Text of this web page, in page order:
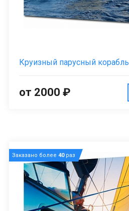
Круизный парусный корабль
от 2000 ₽
Заказано более 40раз